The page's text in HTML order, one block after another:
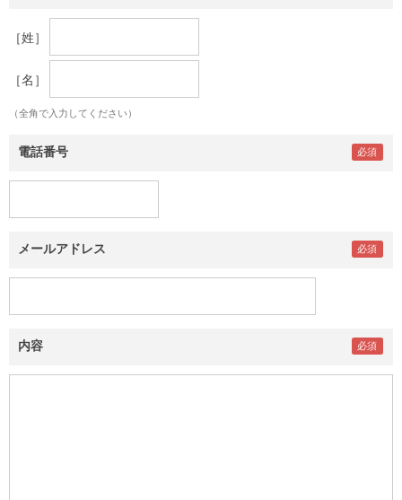
［姓］
［名］
（全角で入力してください）
電話番号
メールアドレス
内容